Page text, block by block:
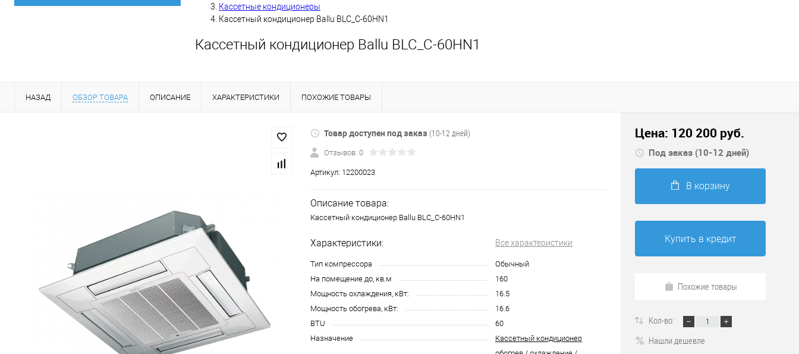
Кассетные кондиционеры
Кассетный кондиционер Ballu BLC_C-60HN1
Кассетный кондиционер Ballu BLC_C-60HN1
НАЗАД ОБЗОР ТОВАРА ОПИСАНИЕ ХАРАКТЕРИСТИКИ ПОХОЖИЕ ТОВАРЫ
Товар доступен под заказ (10-12 дней)
Отзывов: 0
Артикул: 12200023
Описание товара:
Кассетный кондиционер Ballu BLC_C-60HN1
Характеристики: Все характеристики
Тип компрессора
Обычный
На помещение до, кв.м
160
Мощность охлаждения, кВт:
16.5
Мощность обогрева, кВт:
16.6
BTU
60
Назначение
Кассетный кондиционер
Цена: 120 200 руб.
Под заказ (10-12 дней)
В корзину
Купить в кредит
Похожие товары
Кол-во:
Нашли дешевле